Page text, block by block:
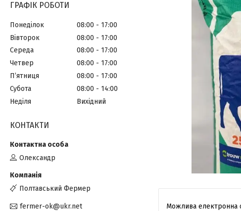
ГРАФІК РОБОТИ
Понеділок 08:00
17:00
Вівторок
08:00
17:00
Середа
08:00
17:00
Четвер
08:00
17:00
Пʼятниця
08:00
17:00
Субота
08:00
14:00
Неділя
Вихідний
КОНТАКТИ
Олександр
Полтавський Фермер
fermer-ok@ukr.net